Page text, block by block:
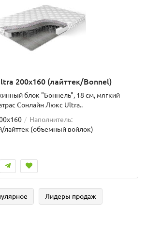
200x160 (лайттек/Bonnel)
блок "Боннель", 18 см, мягкий
Сонлайн Люкс Ultra..
Наполнитель:
лайттек (объемный войлок)
Лидеры продаж